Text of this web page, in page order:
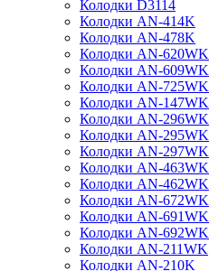
Колодки D3114
Колодки AN-414K
Колодки AN-478K
Колодки AN-620WK
Колодки AN-609WK
Колодки AN-725WK
Колодки AN-147WK
Колодки AN-296WK
Колодки AN-295WK
Колодки AN-297WK
Колодки AN-463WK
Колодки AN-462WK
Колодки AN-672WK
Колодки AN-691WK
Колодки AN-692WK
Колодки AN-211WK
Колодки AN-210K